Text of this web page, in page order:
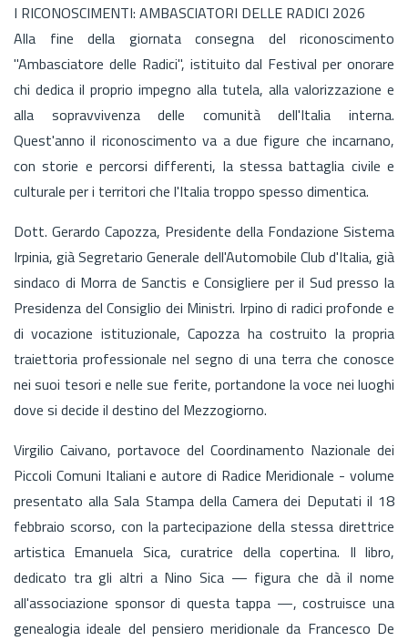
I RICONOSCIMENTI: AMBASCIATORI DELLE RADICI 2026
Alla fine della giornata consegna del riconoscimento
"Ambasciatore delle Radici", istituito dal Festival per onorare
chi dedica il proprio impegno alla tutela, alla valorizzazione e
alla sopravvivenza delle comunità dell'Italia interna.
Quest'anno il riconoscimento va a due figure che incarnano,
con storie e percorsi differenti, la stessa battaglia civile e
culturale per i territori che l'Italia troppo spesso dimentica.
Dott. Gerardo Capozza, Presidente della Fondazione Sistema
Irpinia, già Segretario Generale dell'Automobile Club d'Italia, già
sindaco di Morra de Sanctis e Consigliere per il Sud presso la
Presidenza del Consiglio dei Ministri. Irpino di radici profonde e
di vocazione istituzionale, Capozza ha costruito la propria
traiettoria professionale nel segno di una terra che conosce
nei suoi tesori e nelle sue ferite, portandone la voce nei luoghi
dove si decide il destino del Mezzogiorno.
Virgilio Caivano, portavoce del Coordinamento Nazionale dei
Piccoli Comuni Italiani e autore di Radice Meridionale - volume
presentato alla Sala Stampa della Camera dei Deputati il 18
febbraio scorso, con la partecipazione della stessa direttrice
artistica Emanuela Sica, curatrice della copertina. Il libro,
dedicato tra gli altri a Nino Sica — figura che dà il nome
all'associazione sponsor di questa tappa —, costruisce una
genealogia ideale del pensiero meridionale da Francesco De